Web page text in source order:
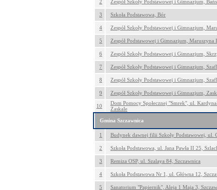
2 Zespół Szkoły Podstawowej i Gimnazjum,
3 Szkoła Podstawowa, Bór
4 Zespół Szkoły Podstawowej i Gimnazjum,
5 Zespół Podstawowej i Gimnazjum, Maruszyna
6 Zespół Szkoły Podstawowej i Gimnazjum,
7 Zespół Szkoły Podstawowej i Gimnazjum,
8 Zespół Szkoły Podstawowej i Gimnazjum,
9 Zespół Szkoły Podstawowej i Gimnazjum,
10
Dom Pomocy Społecznej "Smrek", ul.
Zaskale
Gmina Szczawnica
1 Budynek dawnej filii Szkoły Podstawowej, ul.
2 Szkoła Podstawowa, ul. Jana Pawła II 25,
3 Remiza OSP, ul. Szalaya 84, Szczawnica
4 Szkoła Podstawowa Nr 1, ul. Główna 12,
5 Sanatorium "Papiernik", Aleja 1 Maja 3,